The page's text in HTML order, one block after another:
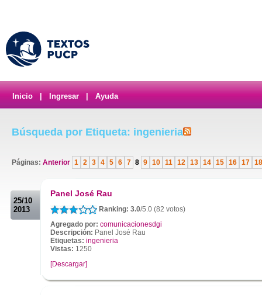
Inicio Ingresar Ayuda
Búsqueda por Etiqueta: ingenieria
Páginas: Anterior 1 2 3 4 5 6 7 8 9 10 11 12 13 14 15 16 17 18
25/10
2013
Panel José Rau
Ranking: 3.0/5.0 (82 votos)
Agregado por: comunicacionesdgi
Descripción: Panel José Rau
Etiquetas: ingenieria
Vistas: 1250
[Descargar]